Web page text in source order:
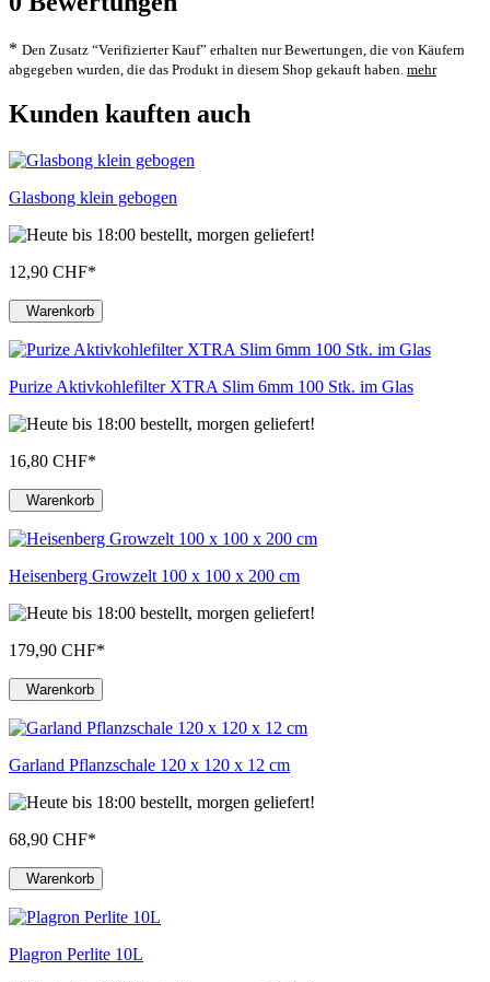
* Den Zusatz “Verifizierter Kauf” erhalten nur Bewertungen, die von Käufern
abgegeben wurden, die das Produkt in diesem Shop gekauft haben. mehr
Kunden kauften auch
Glasbong klein gebogen
12,90 CHF*
Warenkorb
Purize Aktivkohlefilter XTRA Slim 6mm 100 Stk. im Glas
16,80 CHF*
Warenkorb
Heisenberg Growzelt 100 x 100 x 200 cm
179,90 CHF*
Warenkorb
Garland Pflanzschale 120 x 120 x 12 cm
68,90 CHF*
Warenkorb
Plagron Perlite 10L